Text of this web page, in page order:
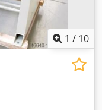
1 / 10